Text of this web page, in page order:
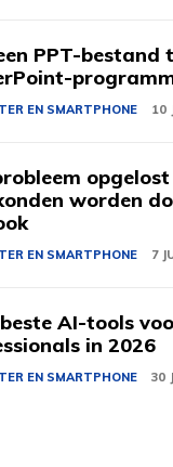
PPT-bestand
EN SMARTPHONE 10
worden
EN SMARTPHONE 7
AI-tools
in 2026
EN SMARTPHONE 30